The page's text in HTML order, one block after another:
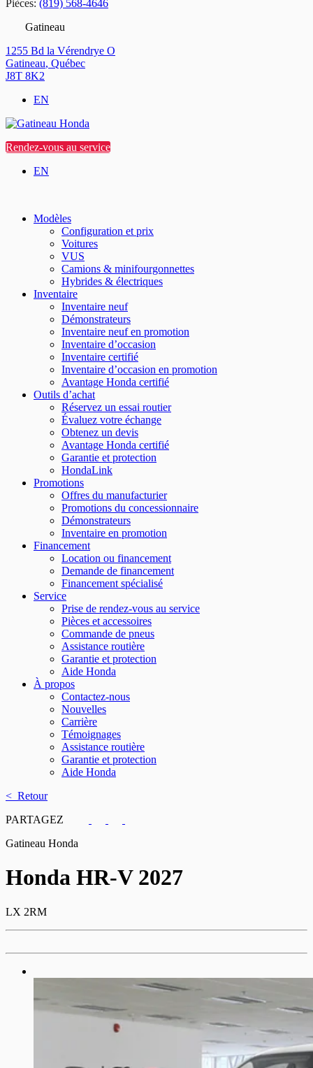
Pièces: (819) 568-4646
Gatineau
1255 Bd la Vérendrye O
Gatineau, Québec
J8T 8K2
EN
Rendez-vous au service
EN
Modèles
Configuration et prix
Voitures
VUS
Camions & minifourgonnettes
Hybrides & électriques
Inventaire
Inventaire neuf
Démonstrateurs
Inventaire neuf en promotion
Inventaire d’occasion
Inventaire certifié
Inventaire d’occasion en promotion
Avantage Honda certifié
Outils d’achat
Réservez un essai routier
Évaluez votre échange
Obtenez un devis
Avantage Honda certifié
Garantie et protection
HondaLink
Promotions
Offres du manufacturier
Promotions du concessionnaire
Démonstrateurs
Inventaire en promotion
Financement
Location ou financement
Demande de financement
Financement spécialisé
Service
Prise de rendez-vous au service
Pièces et accessoires
Commande de pneus
Assistance routière
Garantie et protection
Aide Honda
À propos
Contactez-nous
Nouvelles
Carrière
Témoignages
Assistance routière
Garantie et protection
Aide Honda
< Retour
PARTAGEZ
Gatineau Honda
Honda HR-V 2027
LX 2RM